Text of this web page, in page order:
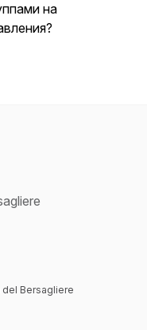
на
Bersagliere